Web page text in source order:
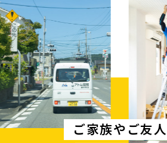
ご家族やご友